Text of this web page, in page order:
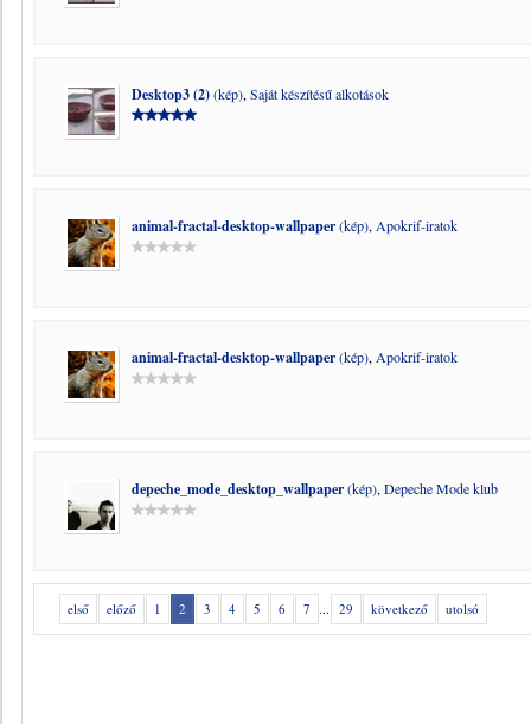
Desktop3 (2)(kép), Saját készítésű alkotások
animal-fractal-desktop-wallpaper(kép), Apokrif-iratok
animal-fractal-desktop-wallpaper(kép), Apokrif-iratok
depeche_mode_desktop_wallpaper(kép), Depeche Mode klub
első előző 1 2 3 4 5 6 7 ... 29 következő utolsó